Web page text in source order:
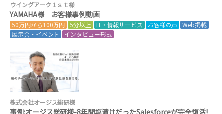
ウイングアーク１ｓｔ様
YAMAHA様 お客様事例動画
50万円から100万円 5分以上 IT・情報サービス お客様の声
Web掲載
展示会・イベント
インタビュー形式
株式会社オージス総研様
事例:オージス総研様-8年間塩漬けだったSalesforceが完全復活!